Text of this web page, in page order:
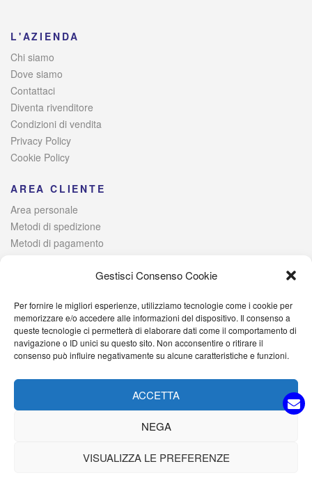
Gestisci Consenso Cookie
Per fornire le migliori esperienze, utilizziamo tecnologie come i cookie per
memorizzare e/o accedere alle informazioni del dispositivo. Il consenso a
queste tecnologie ci permetterà di elaborare dati come il comportamento di
navigazione o ID unici su questo sito. Non acconsentire o ritirare il
consenso può influire negativamente su alcune caratteristiche e funzioni.
ACCETTA
NEGA
VISUALIZZA LE PREFERENZE
L'AZIENDA
Chi siamo
Dove siamo
Contattaci
Diventa rivenditore
Condizioni di vendita
Privacy Policy
Cookie Policy
AREA CLIENTE
Area personale
Metodi di spedizione
Metodi di pagamento
© 2021 Italia Magazzini di Lombardo Raffaele – Via Giovanni
Iervolino, 384 – 80040 Poggiomarino (NA) Iscritta alla Camera di
Commercio di Napoli – P. IVA: 09527701214 – C.F.